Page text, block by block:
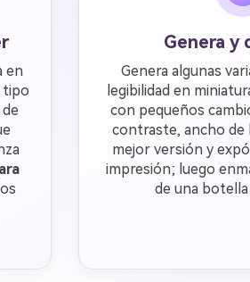
en
tipo
Genera y
Genera algunas
legibilidad en
con pequeños
contraste, ancho de
mejor versión y
impresión; luego
de una botella